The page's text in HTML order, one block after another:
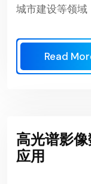
城市建设等领域
Read
高光谱影
应用